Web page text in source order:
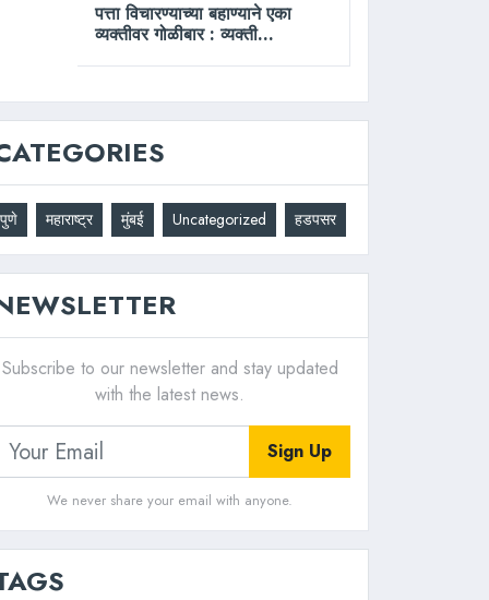
पत्ता विचारण्याच्या बहाण्याने एका
व्यक्तीवर गोळीबार : व्यक्ती...
पुणे महाराष्ट्र मुंबई Uncategorized हडपसर
Subscribe to our newsletter and stay updated
with the latest news.
Sign Up
We never share your email with anyone.